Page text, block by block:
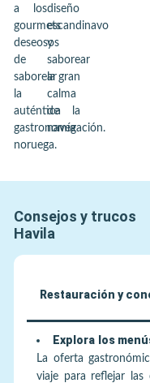
a los
gourmets
deseosos
de
saborear
la
auténtica
gastronomía
noruega.
diseño
escandinavo
y
saborear
la gran
calma
de la
navegación.
Consejos y trucos
Havila
Restauración y
Explora los
La oferta
viaje para reflejar las